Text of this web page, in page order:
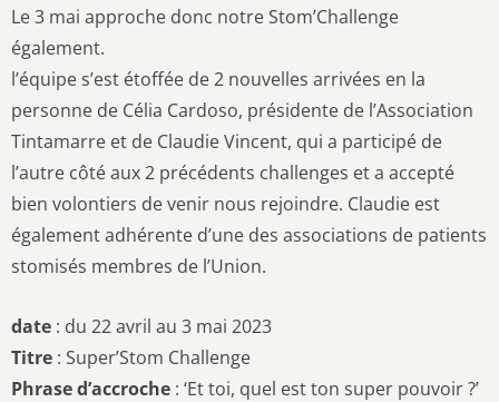
Le 3 mai approche donc notre Stom’Challenge
également.
l’équipe s’est étoffée de 2 nouvelles arrivées en la
personne de Célia Cardoso, présidente de l’Association
Tintamarre et de Claudie Vincent, qui a participé de
l’autre côté aux 2 précédents challenges et a accepté
bien volontiers de venir nous rejoindre. Claudie est
également adhérente d’une des associations de patients
stomisés membres de l’Union.
date : du 22 avril au 3 mai 2023
Titre : Super’Stom Challenge
Phrase d’accroche : ‘Et toi, quel est ton super pouvoir ?’